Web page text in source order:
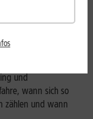
wen
und
wann sich so
zählen und wann